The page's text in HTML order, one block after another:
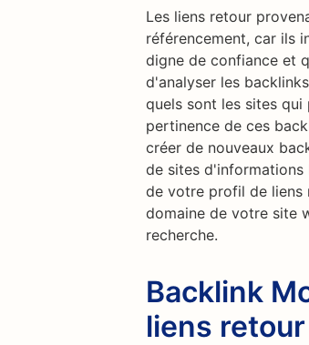
Les liens retour
référencement, car ils
digne de confiance et
d'analyser les
quels sont les sites
pertinence de ces
créer de nouveaux
de sites d'informations
de votre profil de liens
domaine de votre site
recherche.
Backlink
liens